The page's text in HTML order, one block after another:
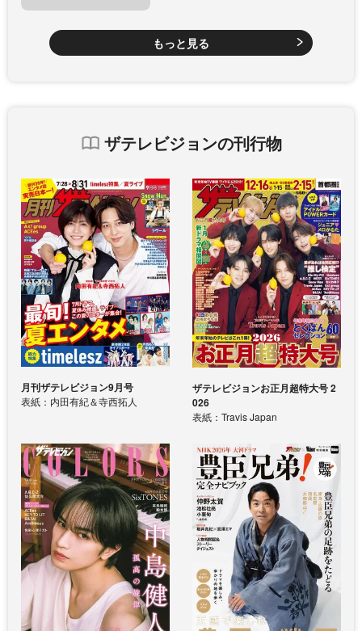
もっと見る
ザテレビジョンの刊行物
月刊ザテレビジョン9月号
表紙：内田有紀＆寺西拓人
ザテレビジョンお正月超特大号 2
026
表紙：Travis Japan